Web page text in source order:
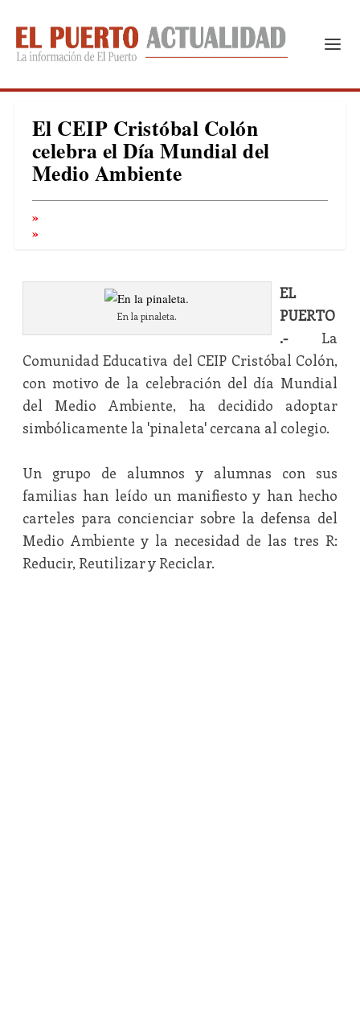
El CEIP Cristóbal Colón
celebra el Día Mundial del
Medio Ambiente
En la pinaleta.
EL
PUERTO
.-La
Comunidad Educativa del CEIP Cristóbal Colón,
con motivo de la celebración del día Mundial
del Medio Ambiente, ha decidido adoptar
simbólicamente la 'pinaleta' cercana al colegio.
Un grupo de alumnos y alumnas con sus
familias han leído un manifiesto y han hecho
carteles para concienciar sobre la defensa del
Medio Ambiente y la necesidad de las tres R:
Reducir, Reutilizar y Reciclar.